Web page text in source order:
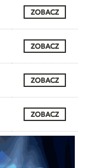
ZOBACZ
ZOBACZ
ZOBACZ
ZOBACZ